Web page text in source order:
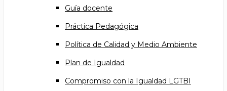
Guía docente
Práctica Pedagógica
Política de Calidad y Medio Ambiente
Plan de Igualdad
Compromiso con la Igualdad LGTBI